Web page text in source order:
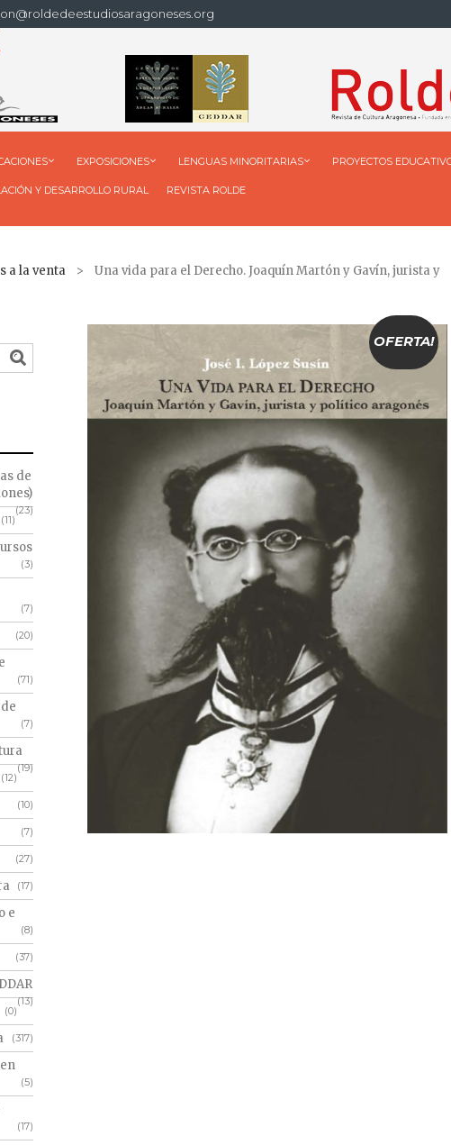
EXPOSICIONES LENGUAS MINORITARIAS PROYECTOS
Y DESARROLLO RURAL REVISTA ROLDE
a la venta > Una vida para el Derecho. Joaquín Martón y Gavín, jurista y
OFERTA!
de
(23)
(11)
(3)
(7)
(20)
(71)
(7)
(19)
(12)
(10)
(7)
(27)
(17)
e
(8)
(37)
(13)
(0)
(317)
(5)
(17)